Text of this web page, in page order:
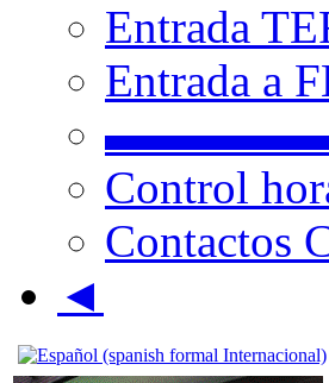
Entrada
Entrada a
Control
Contactos
◄